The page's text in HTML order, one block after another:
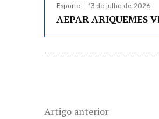
Esporte 13 de julho de 2026
AEPAR ARIQUEMES
Artigo anterior